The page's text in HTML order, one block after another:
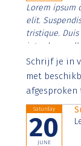
Lorem ipsum
elit.
tristique.
interdum
Aenean
imperdiet.
Schrijf je in
met
Saturday
20
JUNE